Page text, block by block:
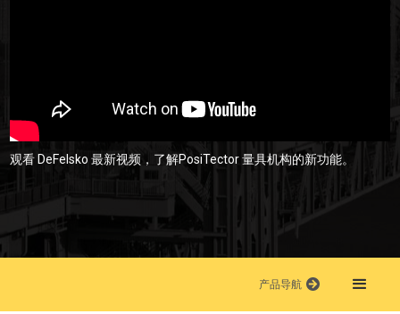
观看 DeFelsko 最新视频，了解PosiTector 量具机构的新功能。
产品导航